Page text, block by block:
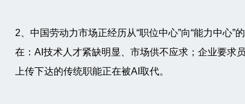
2、中国劳动力市场正经历从“职位中心”向“能力中心
在：AI技术人才紧缺明显、市场供不应求；企业要求
上传下达的传统职能正在被AI取代。